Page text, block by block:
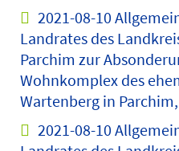
2021-08-10
Landrates des
Parchim zur
Wohnkomplex des
Wartenberg in
2021-08-10